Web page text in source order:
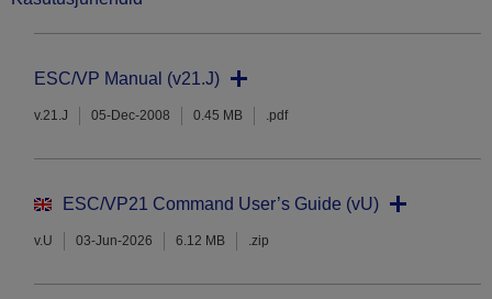
ESC/VP Manual (v21.J)
v.21.J 05-Dec-2008 0.45 MB .pdf
ESC/VP21 Command User’s Guide (vU)
v.U 03-Jun-2026 6.12 MB .zip